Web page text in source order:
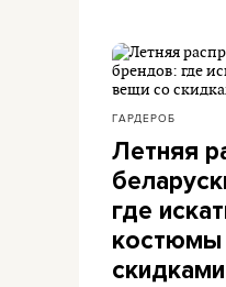
ГАРДЕРОБ
Летняя
где
костюмы